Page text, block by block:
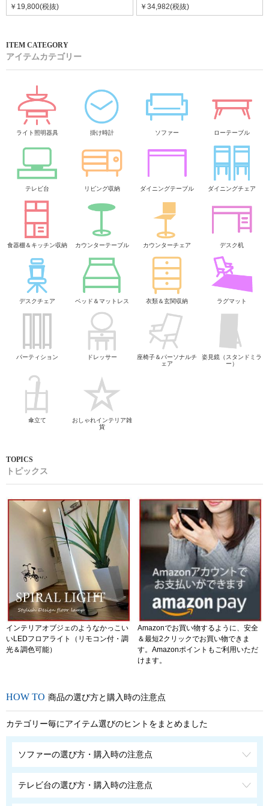
￥19,800(税抜)
￥34,982(税抜)
アイテムカテゴリー
ライト照明器具 掛け時計 ソファー ローテーブル
テレビ台 リビング収納 ダイニングテーブル ダイニングチェア
食器棚＆キッチン収納 カウンターテーブル カウンターチェア デスク机
デスクチェア ベッド＆マットレス 衣類＆玄関収納 ラグマット
パーティション ドレッサー
座椅子＆パーソナルチ
ェア
姿見鏡（スタンドミラ
ー）
傘立て
おしゃれインテリア雑
貨
トピックス
インテリアオブジェのようなかっこい
いLEDフロアライト（リモコン付・調
光＆調色可能）
Amazonでお買い物するように、安全
＆最短2クリックでお買い物できま
す。Amazonポイントもご利用いただ
けます。
商品の選び方と購入時の注意点
カテゴリー毎にアイテム選びのヒントをまとめました
ソファーの選び方・購入時の注意点
テレビ台の選び方・購入時の注意点